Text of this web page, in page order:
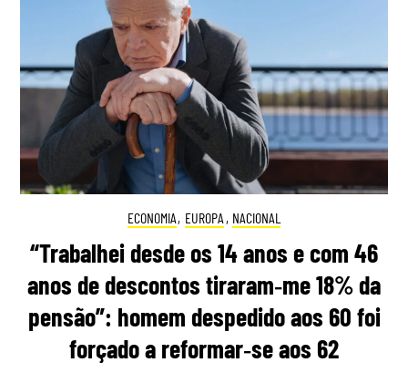
ECONOMIA, EUROPA , NACIONAL
“Trabalhei desde os 14 anos e com 46
anos de descontos tiraram‑me 18% da
pensão”: homem despedido aos 60 foi
forçado a reformar‑se aos 62